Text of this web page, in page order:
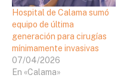
Hospital de Calama sumó
equipo de última
generación para cirugías
mínimamente invasivas
07/04/2026
En «Calama»